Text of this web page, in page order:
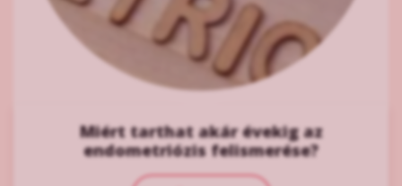
Miért tarthat akár évekig az
endometriózis felismerése?